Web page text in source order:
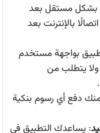
بشكل مستقل بعد
بالإنترنت بعد
بواجهة مستخدم
يتطلب من
دفع أي رسوم بنكية
: يساعدك التطبيق في